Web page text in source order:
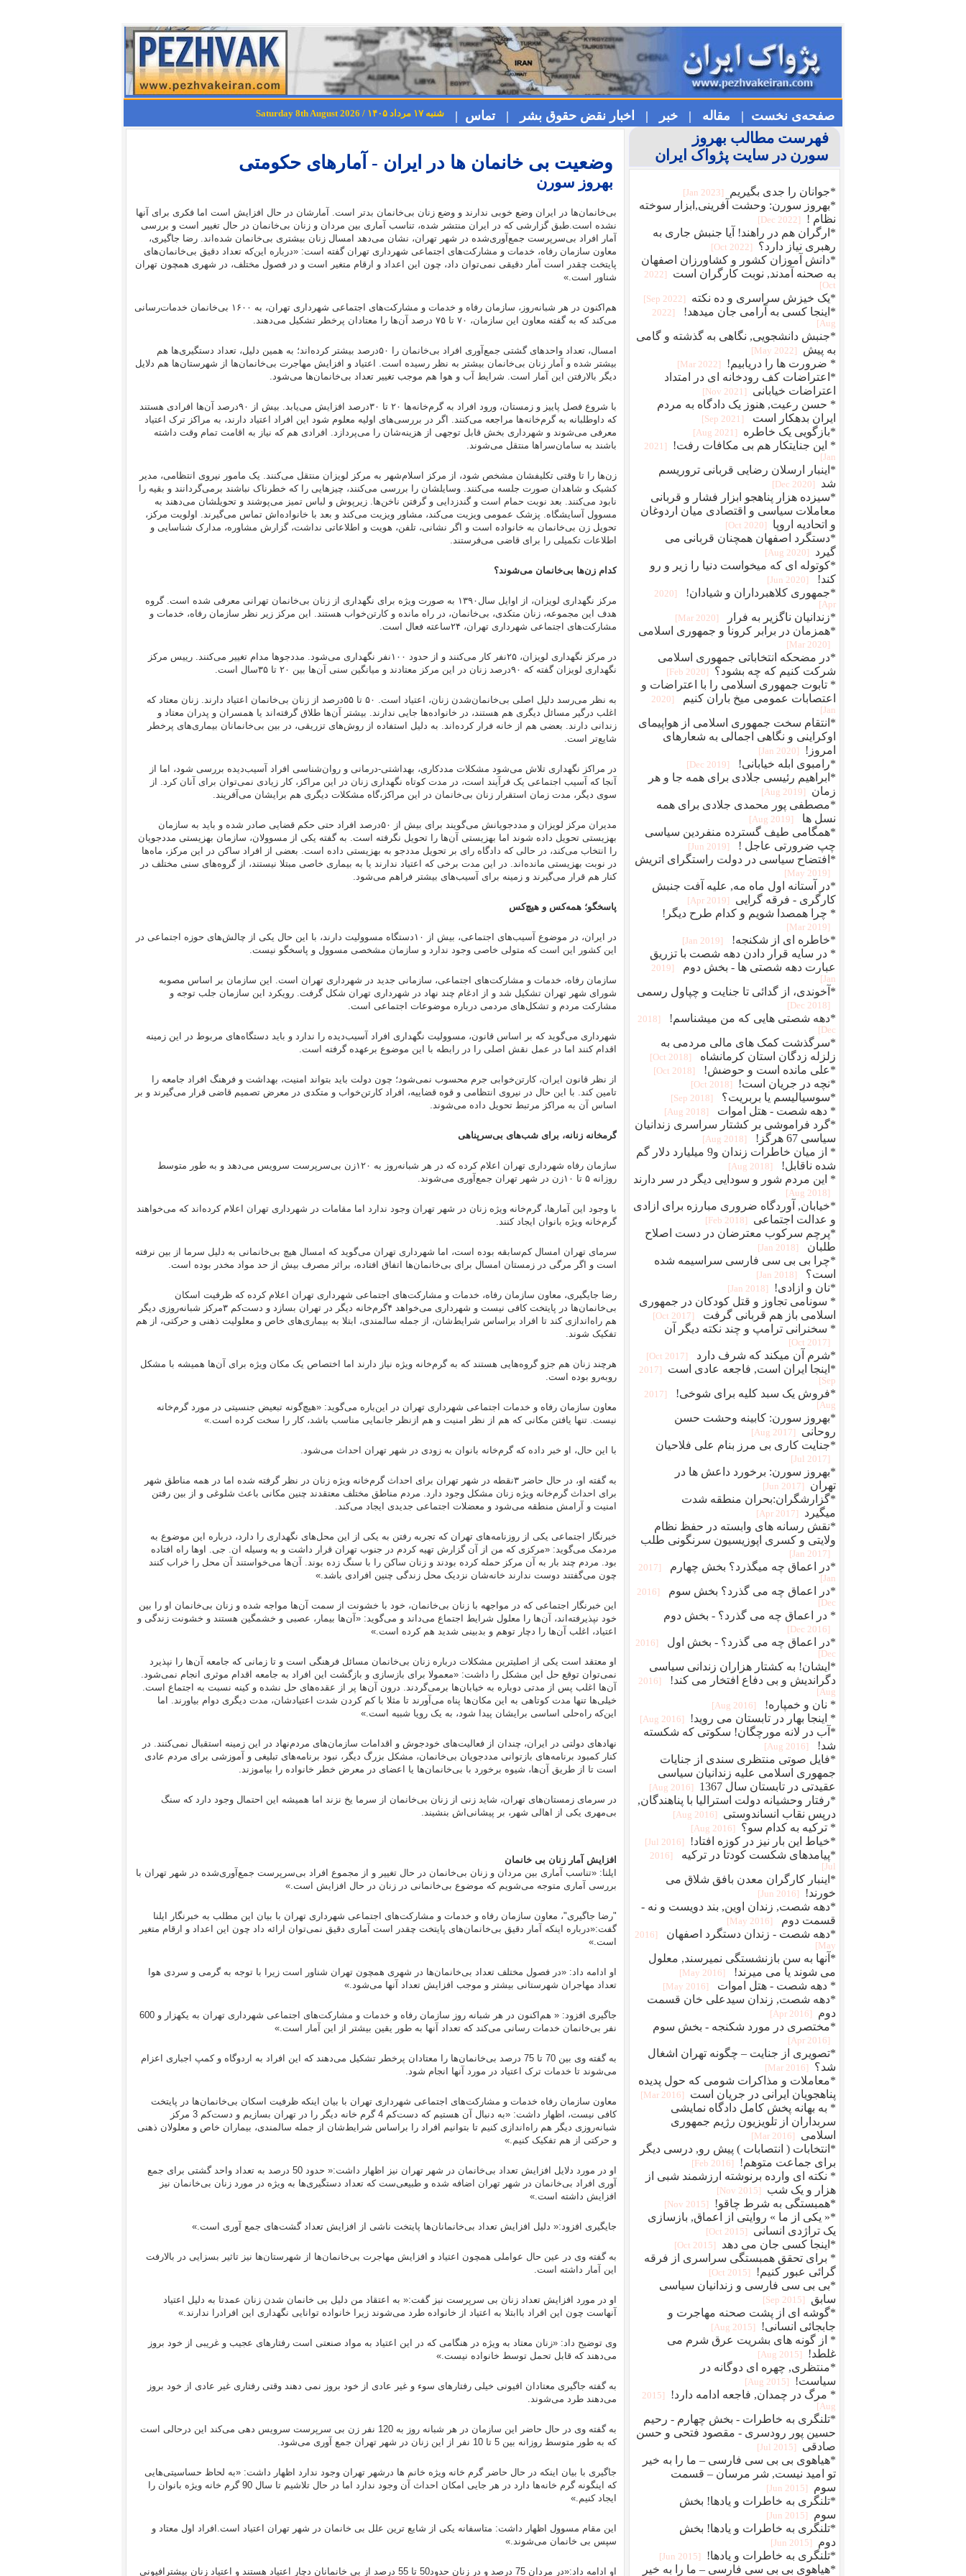
صفحه‌ی نخست | مقاله | خبر | اخبار نقض حقوق بشر | تماس | شنبه ۱۷ مرداد ۱۴۰۵ / Saturday 8th August 2026
وضعیت بی خانمان ها در ایران - آمارهای حکومتی
بهروز سورن
بی‌خانمان‌ها در ایران وضع خوبی ندارند و وضع زنان بی‌خانمان بدتر است. آمارشان در حال افزایش است اما فکری برای آنها
نشده است.طبق گزارشی که در ایران منتشر شده، تناسب آماری بین مردان و زنان بی‌خانمان در حال تغییر است و بررسی
آمار افراد بی‌سرپرست جمع‌آوری‌شده در شهر تهران، نشان می‌دهد امسال زنان بیشتری بی‌خانمان شده‌اند. رضا جاگیری،
معاون سازمان رفاه، خدمات و مشارکت‌های اجتماعی شهرداری تهران گفته است: «درباره این‌که تعداد دقیق بی‌خانمان‌های
پایتخت چقدر است آمار دقیقی نمی‌توان داد، چون این اعداد و ارقام متغیر است و در فصول مختلف، در شهری همچون تهران
شناور است.»
هم‌اکنون در هر شبانه‌روز، سازمان رفاه و خدمات و مشارکت‌های اجتماعی شهرداری تهران، به ۱۶۰۰ بی‌خانمان خدمات‌رسانی
‌می‌کند که به گفته معاون این سازمان، ۷۰ تا ۷۵ درصد آن‌ها را معتادان پرخطر تشکیل ‌می‌دهند.
امسال، تعداد واحدهای گشتی جمع‌آوری افراد بی‌خانمان را ۵۰درصد بیشتر کرده‌اند؛ به همین دلیل، تعداد دستگیری‌ها هم
بیشتر شده و آمار زنان بی‌خانمان بیشتر به نظر رسیده است. اعتیاد و افزایش مهاجرت بی‌خانمان‌ها از شهرستان‌ها هم دلایل
دیگر بالارفتن این آمار است. شرایط آب و هوا هم موجب تغییر تعداد بی‌خانمان‌ها می‌شود.
با شروع فصل پاییز و زمستان، ورود افراد به گرم‌خانه‌ها ۲۰ تا ۳۰‌درصد افزایش می‌یابد. بیش از ۹۰‌درصد آن‌ها افرادی هستند
که داوطلبانه به گرم‌خانه‌ها مراجعه می‌کنند. اگر در بررسی‌های اولیه معلوم شود این افراد اعتیاد دارند، به مراکز ترک اعتیاد
معرفی می‌شوند و شهرداری بخش قابل توجهی از هزینه‌شان را می‌پردازد. افرادی هم که نیاز به اقامت تمام وقت داشته
باشند به سامان‌سرا‌ها منتقل می‌شوند.
زن‌ها را تا وقتی تکلیفشان مشخص شود، از مرکز اسلام‌شهر به مرکز لویزان منتقل می‌کنند. یک مامور نیروی انتظامی، مدیر
کشیک و شاهدان صورت جلسه می‌کنند. وسایلشان را بررسی می‌کنند، چیزهایی را که خطرناک نباشند برمی‌گردانند و بقیه را
نابود می‌کنند. بعد نوبت حمام است و گندزدایی و گرفتن ناخن‌ها. زیرپوش و لباس تمیز می‌پوشند و تحویلشان می‌دهند به
مسوول آسایشگاه. پزشک عمومی ویزیت می‌کند، مشاور ویزیت می‌کند و بعد با خانواده‌اش تماس می‌گیرند. اولویت مرکز،
تحویل زن بی‌خانمان به خانواده است و اگر نشانی، تلفن، هویت و اطلاعاتی نداشت، گزارش مشاوره، مدارک شناسایی و
اطلاعات تکمیلی را برای قاضی می‌فرستند.
کدام زن‌ها بی‌خانمان می‌شوند؟
مرکز نگهداری لویزان، از اوایل سال۱۳۹۰ به صورت ویژه برای نگهداری از زنان بی‌خانمان تهرانی معرفی شده است. گروه
هدف این مجموعه، زنان متکدی، بی‌خانمان، در راه مانده و کارتن‌خواب هستند. این مرکز زیر نظر سازمان رفاه، خدمات و
مشارکت‌های اجتماعی شهرداری تهران، ۲۴‌ساعته فعال است.
در مرکز نگهداری لویزان، ۲۵‌نفر کار می‌کنند و از حدود ۱۰۰‌نفر نگهداری می‌شود. مددجو‌ها مدام تغییر می‌کنند. رییس مرکز
نگهداری لویزان گفته که ۹۰‌درصد زنان در این مرکز معتادند و میانگین سنی آن‌ها بین ۲۰ تا ۳۵‌سال است.
به نظر می‌رسد دلیل اصلی بی‌خانمان‌شدن زنان، اعتیاد است. ۵۰ تا ۵۵‌درصد از زنان بی‌خانمان اعتیاد دارند. زنان معتاد که
اغلب درگیر مسائل دیگری هم هستند، در خانواده‌ها جایی ندارند. بیشتر آن‌ها طلاق گرفته‌اند یا همسران و پدران معتاد و
زندانی دارند. بعضی هم از خانه فرار کرده‌اند. به دلیل استفاده از روش‌های تزریقی، در بین بی‌خانمانان بیماری‌های پرخطر
شایع‌تر است‌.
در مراکز نگهداری تلاش می‌شود مشکلات مددکاری، بهداشتی-‌درمانی و روان‌شناسی افراد آسیب‌دیده بررسی شود، اما از
آنجا که آسیب‌ اجتماعی یک فرآیند است، در مدت کوتاه نگهداری زنان در این مراکز، کار زیادی نمی‌توان برای آنان کرد. از
سوی دیگر، مدت زمان استقرار زنان بی‌خانمان در این مراکز،‌گاه مشکلات دیگری هم برایشان می‌آفریند.
مدیران مرکز لویزان و مددجویانش می‌گویند برای بیش از ۵۰‌درصد افراد حتی حکم قضایی صادر شده و باید به سازمان
بهزیستی تحویل داده شوند اما بهزیستی آن‌ها را تحویل نگرفته است. به گفته یکی از مسوولان، سازمان بهزیستی مددجویان
را انتخاب می‌کند، در حالی که دادگاه رای بر تحویل مددجو به بهزیستی داده است. بعضی از افراد ساکن در این مرکز، ماه‌ها
در نوبت بهزیستی مانده‌اند. در این مدت برخی که اعتیاد ندارند یا به بیماری خاصی مبتلا نیستند، از گروه‌های سنی مختلف در
کنار هم قرار می‌گیرند و زمینه برای آسیب‌های بیشتر فراهم می‌شود.
پاسخگو؛ همه‌کس و هیچ‌کس
در ایران، در موضوع آسیب‌های اجتماعی، بیش از ۱۰‌دستگاه مسوولیت دارند، با این حال یکی از چالش‌های حوزه اجتماعی در
این کشور این است که متولی خاصی وجود ندارد و سازمان مشخصی مسوول و پاسخگو نیست.
سازمان رفاه، خدمات و مشارکت‌های اجتماعی، سازمانی جدید‌ در شهرداری تهران است. این سازمان بر اساس مصوبه
شورای شهر تهران تشکیل شد و از ادغام چند نهاد در شهرداری تهران شکل گرفت. رویکرد این سازمان جلب توجه و
مشارکت مردم و تشکل‌های مردمی درباره موضوعات اجتماعی است.
شهرداری می‌گوید که بر اساس قانون، مسوولیت نگهداری افراد آسیب‌دیده را ندارد و باید دستگاه‌های مربوط در این زمینه
اقدام کنند اما در عمل نقش اصلی را در رابطه با این موضوع برعهده گرفته است.
از نظر قانون ایران، کارتن‌خوابی جرم محسوب نمی‌شود؛ چون دولت باید بتواند امنیت، بهداشت و فرهنگ افراد جامعه را
تامین کند. با این حال در نیروی انتظامی و قوه قضاییه، افراد کارتن‌خواب و متکدی در معرض تصمیم قاضی قرار می‌گیرند و بر
اساس آن به مراکز مرتبط تحویل داده می‌شوند.
گرمخانه زنانه، برای شب‌های بی‌سرپناهی
سازمان رفاه شهرداری تهران اعلام کرده که در هر شبانه‌روز به ۱۲۰‌زن بی‌سرپرست سرویس ‌می‌دهد و به طور متوسط
روزانه ۵ تا ۱۰‌زن در شهر تهران جمع‌آوری ‌می‌شوند.
با وجود این آمار‌ها، گرم‌خانه ویژه زنان در شهر تهران وجود ندارد اما مقامات در شهرداری تهران اعلام کرده‌اند که می‌‌خواهند
گرم‌خانه ویژه بانوان ایجاد کنند.
سرمای تهران امسال کم‌سابقه بوده است، اما شهرداری تهران می‌گوید که امسال هیچ بی‌خانمانی به دلیل سرما از بین نرفته
است و اگر مرگی در زمستان امسال برای بی‌خانمان‌ها اتفاق افتاده، براثر مصرف بیش از حد مواد مخدر بوده است.
رضا جایگیری، معاون سازمان رفاه، خدمات و مشارکت‌های اجتماعی شهرداری تهران اعلام کرده که ظرفیت اسکان
بی‌خانمان‌ها در پایتخت کافی نیست و شهرداری می‌خواهد ۴‌گرم‌خانه دیگر در تهران بسازد و دست‌کم ۳‌مرکز شبانه‌روزی دیگر
هم راه‌اندازی کند تا افراد براساس شرایط‌‌‌‌‌شان، از جمله سالمندی، ابتلا به بیمار‌ی‌های خاص و معلولیت ذهنی و حرکتی، از هم
تفکیک شوند.
هرچند زنان هم جزو گروه‌هایی هستند که به گرم‌خانه ویژه نیاز دارند اما اختصاص یک مکان ویژه برای آن‌ها همیشه با مشکل
روبه‌رو بوده است.
معاون سازمان رفاه و خدمات اجتماعی شهرداری تهران در این‌باره می‌گوید: «هیچ‌گونه تبعیض جنسیتی در مورد گرم‌خانه
نیست. تنها یافتن مکانی که هم از نظر امنیت و هم ازنظر جانمایی مناسب باشد، کار را سخت کرده است.»
با این حال، او خبر داده که گرم‌خانه بانوان به زودی در شهر تهران احداث می‌شود.
به گفته او، در حال حاضر ۳‌نقطه در شهر تهران برای احداث گرم‌خانه ویژه زنان در نظر گرفته شده اما در همه مناطق شهر
برای احداث گرم‌خانه ویژه زنان مشکل وجود دارد. مردم مناطق مختلف معتقدند چنین مکانی باعث شلوغی و از بین رفتن
امنیت و آرامش منطقه می‌شود و معضلات اجتماعی جدیدی ایجاد می‌کند.
خبرنگار اجتماعی یکی از روزنامه‌های تهران که تجربه رفتن به یکی از این محل‌های نگهداری را دارد، درباره این موضوع به
مردمک می‌گوید: «مرکزی که من از آن گزارش تهیه کردم در جنوب تهران قرار داشت و به وسیله ان. ‌جی. ‌او‌ها راه افتاده
بود. مردم چند بار به آن مرکز حمله کرده بودند و زنان ساکن را با سنگ زده بوند. آن‌ها می‌خواستند آن محل را خراب کنند
چون می‌گفتند دوست ندارند خانه‌شان نزدیک محل زندگی چنین افرادی باشد.»
این خبرنگار اجتماعی که در مواجهه با زنان بی‌خانمان، خود با خشونت از سمت آن‌ها مواجه شده و زنان بی‌خانمان او را بین
خود نپذیرفته‌اند، آن‌ها را معلول شرایط اجتماع می‌داند و می‌گوید: «آن‌ها بیمار، عصبی و خشمگین هستند و خشونت زندگی و
اعتیاد، اغلب آن‌ها را دچار توهم و بدبینی شدید هم کرده است.»
او معتقد است یکی از اصلیترین مشکلات درباره زنان بی‌خانمان مسائل فرهنگی است و تا زمانی که جامعه آن‌ها را نپذیرد
نمی‌توان توقع حل این مشکل را داشت: «معمولا برای بازسازی و بازگشت این افراد به جامعه اقدام موثری انجام نمی‌شود.
آن‌ها اغلب پس از مدتی دوباره به خیابان‌ها برمی‌گردند. درون آن‌ها پر از عقده‌های حل نشده و کینه نسبت به اجتماع است.
خیلی‌ها تنها مدت کوتاهی به این مکان‌ها پناه می‌‌آورند تا مثلا با کم کردن شدت اعتیادشان، مدت دیگری دوام بیاورند. اما
این‌که راه‌حلی اساسی برایشان پیدا شود، به یک رویا شبیه است.»
نهادهای دولتی در ایران، چندان از فعالیت‌های خودجوش و اقدامات سازمان‌های مردم‌نهاد در این زمینه استقبال نمی‌کنند. در
کنار کمبود برنامه‌های بازتوانی مددجویان بی‌خانمان، مشکل بزرگ دیگر، نبود برنامه‌های تبلیغی و آموزشی برای مردم عادی
است تا از طریق آن‌ها، شیوه برخورد با بی‌خانمان‌ها یا اعضای در معرض خطر خانواده را بیاموزند.
در سرمای زمستان‌های تهران، شاید زنی از زنان بی‌خانمان از سرما یخ نزند اما همیشه این احتمال وجود دارد که سنگ
بی‌مهری یکی از اهالی شهر، بر پیشانی‌اش بنشیند.
افزایش آمار زنان بی خانمان
ایلنا: «تناسب آماری بین مردان و زنان بی‌خانمان در حال تغییر و از مجموع افراد بی‌سرپرست جمع‌آوری‌شده در شهر تهران با
بررسی آماری متوجه ‌می‌شویم که موضوع بی‌خانمانی در زنان در حال افزایش است.»
"رضا جاگیری"، معاون سازمان رفاه و خدمات و مشارکت‌های اجتماعی شهرداری تهران با بیان این مطلب به خبرنگار ایلنا
گفت:«درباره اینکه آمار دقیق بی‌خانمان‌های پایتخت چقدر است آماری دقیق نمی‌توان ارائه داد چون این اعداد و ارقام متغیر
است.»
او ادامه داد: «در فصول مختلف تعداد بی‌خانمان‌ها در شهری همچون تهران شناور است زیرا با توجه به گرمی و سردی هوا
تعداد مهاجران شهرستانی بیشتر و موجب افزایش تعداد آنها ‌می‌شود.»
جاگیری افزود: « هم‌اكنون در هر شبانه روز سازمان رفاه و خدمات و مشارکت‌های اجتماعی شهرداری تهران به يكهزار و 600
نفر بی‌خانمان خدمات رسانی ‌می‌کند که تعداد آنها به طور یقین بیشتر از این آمار است.»
به گفته وی بین 70 تا 75 درصد بی‌خانمان‌ها را معتادان پرخطر تشکیل ‌می‌دهند که این افراد به اردوگاه‌ و کمپ اجباری اعزام
‌می‌شوند تا خدمات ترک اعتیاد در مورد آنها انجام شود.
معاون سازمان رفاه خدمات و مشارکت‌های اجتماعی شهرداری تهران با بیان اینکه ظرفیت اسکان بی‌خانمان‌ها در پایتخت
کافی نیست، اظهار داشت: «به دنبال آن هستیم که دست‌كم 4 گرم خانه دیگر را در تهران بسازيم و دست‌كم 3 مرکز
شبانه‌روزی دیگر هم راه‌اندازی کنیم تا بتوانیم افراد را براساس شرایط‌شان از جمله سالمندی، بیماران خاص و معلولان ذهنی
و حرکتی از هم تفکیک کنیم.»
او در مورد دلایل افزایش تعداد بی‌خانمان در شهر تهران نیز اظهار داشت:« حدود 50 درصد به تعداد واحد گشتی برای جمع
آوری افراد بی‌خانمان در شهر تهران اضافه شده و طبیعی‌ست که تعداد دستگیری‌ها به ویژه در مورد زنان بی‌خانمان نیز
افزایش داشته است.»
جایگیری افزود:« دلیل افزایش تعداد بی‌خانمانان‌ها پایتخت ناشی از افزایش تعداد گشت‌های جمع آوری است.»
به گفته وی در عین حال عواملی همچون اعتیاد و افزایش مهاجرت بی‌خانمان‌ها از شهرستان‌ها نیز تاثیر بسزایی در بالارفت
این آمار داشته است.
او در مورد افزایش تعداد زنان بی سرپرست نیز گفت:« به اعتقاد من دلیل بی خانمان شدن زنان عمدتا به دلیل اعتیاد
آنهاست چون این افراد باابتلا به اعتیاد از خانواده طرد ‌می‌شوند زیرا خانواده توانایی نگهداری این افرادرا ندارند.»
وی توضیح داد: «زنان معتاد به ویژه در هنگامی که در این اعتیاد به مواد صنعتی است رفتارهای عجیب و غریبی از خود بروز
‌می‌دهند که قابل تحمل توسط خانواده نیست.»
به گفته جاگیری معتادان افیونی خیلی رفتارهای سوء و غیر عادی از خود بروز نمی دهند وقتی رفتاری غیر عادی از خود بروز
‌می‌دهند طرد ‌می‌شوند.
به گفته وی در حال حاضر این سازمان در هر شبانه روز به 120 نفر زن بی سرپرست سرویس دهی ‌می‌کند این درحالی است
که به طور متوسط روزانه بین 5 تا 10 نفر از این زنان در شهر تهران جمع آوری ‌می‌شود.
جاگیری با بیان اینکه در حال حاضر گرم خانه ویژه خانم ها درشهر تهران وجود ندارد اظهار داشت: «به لحاظ حساسیتی‌‌هایی
که اینگونه گرم خانه‌ها دارد در هر جایی امکان احداث آن وجود ندارد اما در حال تلاشیم تا سال 90 گرم خانه ویژه بانوان را
ایجاد کنیم.»
این مقام مسوول اظهار داشت: متاسفانه یکی از شایع ترین علل بی خانمان در شهر تهران اعتیاد است.افراد اول معتاد و
سپس بی خانمان ‌می‌شوند.»
او ادامه داد:«در مردان 75 درصد و در زنان حدود50 تا 55 درصد از بی خانمانان دچار اعتیاد هستند و اعتیاد زنان بیشترافیونی
فهرست مطالب بهروز
سورن در سایت پژواک ایران
*جوانان را جدی بگیریم [2023 Jan]
*بهروز سورن: وحشت آفرینی,ابزار سوخته
نظام !
[2022 Dec]
*ارگران هم در راهند! آیا جنبش جاری به
رهبری نیاز دارد؟
[2022 Oct]
*دانش آموزان کشور و کشاورزان اصفهان
به صحنه آمدند, نوبت کارگران است
[2022
Oct]
*یک خیزش سراسری و ده نکته [2022 Sep]
*اینجا کسی به آرامی جان میدهد!
[2022
Aug]
*جنبش دانشجویی, نگاهی به گذشته و گامی
به پیش
[2022 May]
* ضرورت ها را دریابیم! [2022 Mar]
*اعتراضات کف رودخانه ای در امتداد
اعتراضات خیابانی
[2021 Nov]
* حسن رعیت, هنوز یک دادگاه به مردم
ایران بدهکار است
[2021 Sep]
*بازگویی یک خاطره [2021 Aug]
* این جنایتکار هم بی مکافات رفت!
[2021
Jan]
*اینبار ارسلان رضایی قربانی تروریسم
شد
[2020 Dec]
*سیزده هزار پناهجو ابزار فشار و قربانی
معاملات سیاسی و اقتصادی میان اردوغان
و اتحادیه اروپا
[2020 Oct]
*دستگرد اصفهان همچنان قربانی می
گیرد
[2020 Aug]
*کوتوله ای که میخواست دنیا را زیر و رو
کند!
[2020 Jun]
*جمهوری کلاهبرداران و شیادان!
[2020
Apr]
*زندانیان ناگزیر به فرار [2020 Mar]
*همزمان در برابر کرونا و جمهوری اسلامی
[2020 Mar]
*در مضحکه انتخاباتی جمهوری اسلامی
شرکت کنیم که چه بشود؟
[2020 Feb]
* تابوت جمهوری اسلامی را با اعتراضات و
اعتصابات عمومی میخ باران کنیم
[2020
Jan]
*انتقام سخت جمهوری اسلامی از هواپیمای
اوکراینی و نگاهی اجمالی به شعارهای
امروز!
[2020 Jan]
*رامبوی ابله خیابانی! [2019 Dec]
*ابراهیم رئیسی جلادی برای همه جا و هر
زمان
[2019 Aug]
*مصطفی پور محمدی جلادی برای همه
نسل ها
[2019 Aug]
*همگامی طیف گسترده منفردین سیاسی
چپ ضرورتی عاجل !
[2019 Jun]
*افتضاح سیاسی در دولت راستگرای اتریش
[2019 May]
*در آستانه اول ماه مه, علیه آفت جنبش
کارگری - فرقه گرایی
[2019 Apr]
* چرا همصدا شویم و کدام طرح دیگر!
[2019 Mar]
*خاطره ای از شکنجه! [2019 Jan]
* در سایه قرار دادن دهه شصت با تزریق
عبارت دهه شصتی ها - بخش دوم
[2019
Jan]
*آخوندی، از گدائی تا جنایت و چپاول رسمی
[2018 Dec]
*دهه شصتی هایی که من میشناسم!
[2018
Dec]
*سرگذشت کمک های مالی مردمی به
زلزله زدگان استان کرمانشاه
[2018 Oct]
*علی مانده است و حوضش! [2018 Oct]
*نچه در جریان است! [2018 Oct]
*سوسیالیسم یا بربریت؟ [2018 Sep]
* دهه شصت - هتل اموات [2018 Aug]
*گرد فراموشی بر کشتار سراسری زندانیان
سیاسی 67 هرگز!
[2018 Aug]
* از میان خاطرات زندان و9 میلیارد دلار گم
شده ناقابل!
[2018 Aug]
* این مردم شور و سودایی دیگر در سر دارند
[2018 Aug]
*خیابان, آوردگاه ضروری مبارزه برای ازادی
و عدالت اجتماعی
[2018 Feb]
*پرچم سرکوب معترضان در دست اصلاح
طلبان
[2018 Jan]
*چرا بی بی سی فارسی سراسیمه شده
است؟
[2018 Jan]
*نان و ازادی! [2018 Jan]
* سونامی تجاوز و قتل کودکان در جمهوری
اسلامی باز هم قربانی گرفت
[2017 Oct]
* سخنرانی ترامپ و چند نکته دیگر آن
[2017 Oct]
*شرم آن میکند که شرف دارد [2017 Oct]
*اینجا ایران است, فاجعه عادی است
[2017
Sep]
*فروش یک سبد کلیه برای شوخی!
[2017
Aug]
*بهروز سورن: کابینه وحشت حسن
روحانی
[2017 Aug]
*جنایت کاری بی مرز بنام علی فلاحیان
[2017 Jul]
*بهروز سورن: برخورد داعش ها در
تهران
[2017 Jun]
*گزارشگران:بحران منطقه شدت
میگیرد
[2017 Apr]
*نقش رسانه های وابسته در حفظ نظام
ولایتی و کسری اپوزیسیون سرنگونی طلب
[2017 Jan]
*در اعماق چه میگذرد؟ بخش چهارم
[2017
Jan]
*در اعماق چه می گذرد؟ بخش سوم
[2016
Dec]
* در اعماق چه می گذرد؟ - بخش دوم
[2016 Dec]
*در اعماق چه می گذرد؟ - بخش اول
[2016
Dec]
*ایشان! به کشتار هزاران زندانی سیاسی
دگراندیش و بی دفاع افتخار می کند!
[2016
Aug]
* نان و خمپاره! [2016 Aug]
* اینجا بهار در تابستان می روید! [2016 Aug]
*آب در لانه مورچگان! سکوتی که شکسته
شد!
[2016 Aug]
*فایل صوتی منتظری سندی از جنایات
جمهوری اسلامی علیه زندانیان سیاسی
عقیدتی در تابستان سال 1367
[2016 Aug]
*رفتار وحشیانه دولت استرالیا با پناهندگان,
درپس نقاب انساندوستی
[2016 Aug]
* ترکیه به کدام سو؟ [2016 Aug]
*خیاط این بار نیز در کوزه افتاد! [2016 Jul]
*پیامدهای شکست کودتا در ترکیه
[2016
Jul]
*اینبار کارگران معدن بافق شلاق می
خورند!
[2016 Jun]
*دهه شصت, زندان اوین, بند دویست و نه -
قسمت دوم
[2016 May]
*دهه شصت - زندان دستگرد اصفهان
[2016
May]
*آنها به سن بازنشستگی نمیرسند, معلول
می شوند یا می میرند!
[2016 May]
* دهه شصت - هتل اموات [2016 May]
*دهه شصت, زندان سیدعلی خان قسمت
دوم
[2016 Apr]
*مختصری در مورد شکنجه - بخش سوم
[2016 Apr]
*تصویری از جنایت – چگونه تهران اشغال
شد؟
[2016 Mar]
*معاملات و مذاکرات شومی که حول پدیده
پناهجویان ایرانی در جریان است
[2016 Mar]
* به بهانه پخش کامل دادگاه نمایشی
سربداران از تلویزیون رژیم جمهوری
اسلامی
[2016 Mar]
*انتخابات ( انتصابات ) پیش رو, درسی دیگر
برای جماعت متوهم!
[2016 Feb]
* نکته ای وارده برنوشته ارزشمند شبی از
هزار و یک شب
[2015 Nov]
*همبستگی به شرط چاقو! [2015 Nov]
*« یکی از ما » روایتی از اعماق, بازسازی
یک تراژدی انسانی
[2015 Oct]
*اینجا کسی جان می دهد [2015 Oct]
* برای تحقق همبستگی سراسری از فرقه
گرائی عبور کنیم!
[2015 Oct]
*بی بی سی فارسی و زندانیان سیاسی
سابق
[2015 Sep]
*گوشه ای از پشت صحنه مهاجرت و
جابجائی انسانی!
[2015 Aug]
* از گونه های بشریت عرق شرم می
غلطد!
[2015 Aug]
*منتظری, چهره ای دوگانه در
سیاست!
[2015 Aug]
* مرگ در چمدان, فاجعه ادامه دارد!
[2015
Aug]
*تلنگری به خاطرات - بخش چهارم - رحیم
حسین پور رودسری - مقصود فتحی و حسن
صادقی
[2015 Jul]
*هیاهوی بی بی سی فارسی – ما را به خیر
تو امید نیست, شر مرسان – قسمت
سوم
[2015 Jun]
*تلنگری به خاطرات و یادها! بخش
سوم
[2015 Jun]
*تلنگری به خاطرات و یادها! بخش
دوم
[2015 Jun]
*تلنگری به خاطرات و یادها! [2015 Jun]
*هیاهوی بی بی سی فارسی – ما را به خیر